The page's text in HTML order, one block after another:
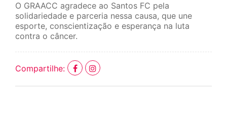
O GRAACC agradece ao Santos FC pela
solidariedade e parceria nessa causa, que une
esporte, conscientização e esperança na luta
contra o câncer.
Compartilhe: